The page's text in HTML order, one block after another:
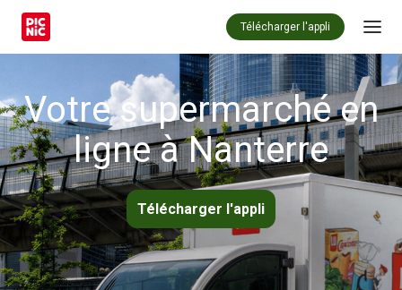
Télécharger l'appli
Votre supermarché en
ligne à Nanterre
Télécharger l'appli